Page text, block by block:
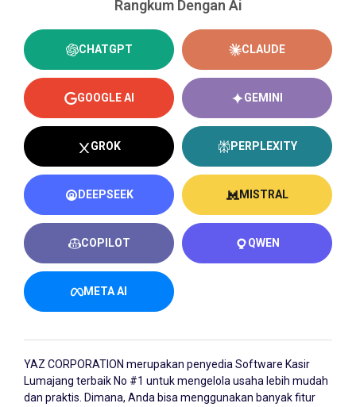
Rangkum Dengan Ai
CHATGPT CLAUDE
GOOGLE AI GEMINI
GROK PERPLEXITY
DEEPSEEK MISTRAL
COPILOT QWEN
META AI
YAZ CORPORATION merupakan penyedia Software Kasir
Lumajang terbaik No #1 untuk mengelola usaha lebih mudah
dan praktis. Dimana, Anda bisa menggunakan banyak fitur